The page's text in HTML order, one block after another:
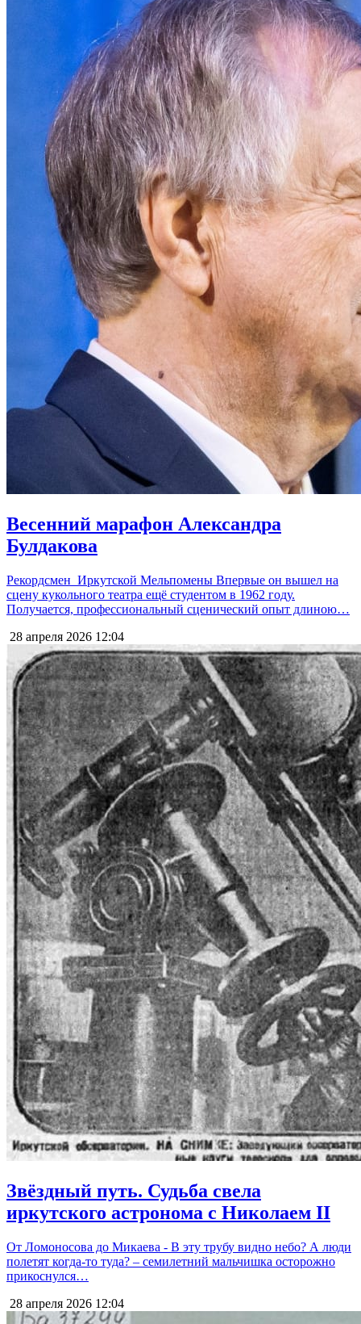
Весенний марафон Александра
Булдакова
Рекордсмен Иркутской Мельпомены Впервые он вышел на
сцену кукольного театра ещё студентом в 1962 году.
Получается, профессиональный сценический опыт длиною…
28 апреля 2026 12:04
Звёздный путь. Судьба свела
иркутского астронома с Николаем II
От Ломоносова до Микаева - В эту трубу видно небо? А люди
полетят когда-то туда? – семилетний мальчишка осторожно
прикоснулся…
28 апреля 2026 12:04